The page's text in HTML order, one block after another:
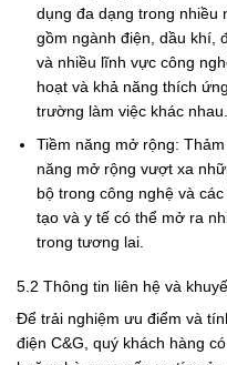
dụng đa dạng trong nhiều
gồm ngành điện, dầu khí,
và nhiều lĩnh vực công
hoạt và khả năng thích
trường làm việc khác nhau.
Tiềm năng mở rộng:
năng mở rộng vượt xa
bộ trong công nghệ và
tạo và y tế có thể mở ra
trong tương lai.
5.2 Thông tin liên hệ và
Để trải nghiệm ưu điểm và
điện C&G, quý khách hàng